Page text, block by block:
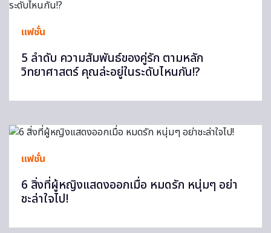
แฟชั่น
5 ลำดับ ความสัมพันธ์ของคู่รัก ตามหลัก
วิทยาศาสตร์ คุณล่ะอยู่ในระดับไหนกัน!?
แฟชั่น
6 สิ่งที่ผู้หญิงแสดงออกเมื่อ หมดรัก หนุ่มๆ อย่า
ชะล่าใจไป!